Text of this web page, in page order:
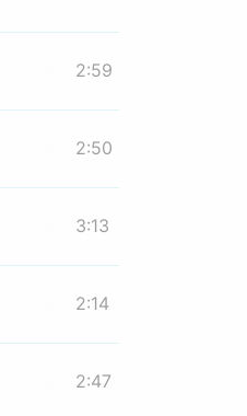
2:59
2:50
3:13
2:14
2:47